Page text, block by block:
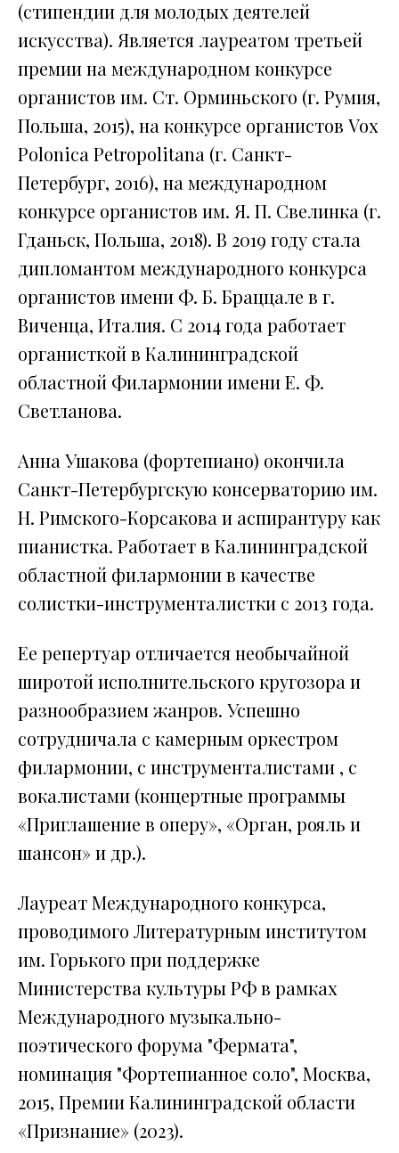
(стипендии для молодых деятелей
искусства). Является лауреатом третьей
премии на международном конкурсе
органистов им. Ст. Орминьского (г. Румия,
Польша, 2015), на конкурсе органистов Vox
Polonica Petropolitana (г. Санкт-
Петербург, 2016), на международном
конкурсе органистов им. Я. П. Свелинка (г.
Гданьск, Польша, 2018). В 2019 году стала
дипломантом международного конкурса
органистов имени Ф. Б. Браццале в г.
Виченца, Италия. С 2014 года работает
органисткой в Калининградской
областной Филармонии имени Е. Ф.
Светланова.
Анна Ушакова (фортепиано) окончила
Санкт-Петербургскую консерваторию им.
Н. Римского-Корсакова и аспирантуру как
пианистка. Работает в Калининградской
областной филармонии в качестве
солистки-инструменталистки с 2013 года.
Ее репертуар отличается необычайной
широтой исполнительского кругозора и
разнообразием жанров. Успешно
сотрудничала с камерным оркестром
филармонии, с инструменталистами , с
вокалистами (концертные программы
«Приглашение в оперу», «Орган, рояль и
шансон» и др.).
Лауреат Международного конкурса,
проводимого Литературным институтом
им. Горького при поддержке
Министерства культуры РФ в рамках
Международного музыкально-
поэтического форума "Фермата",
номинация "Фортепианное соло", Москва,
2015, Премии Калининградской области
«Признание» (2023).